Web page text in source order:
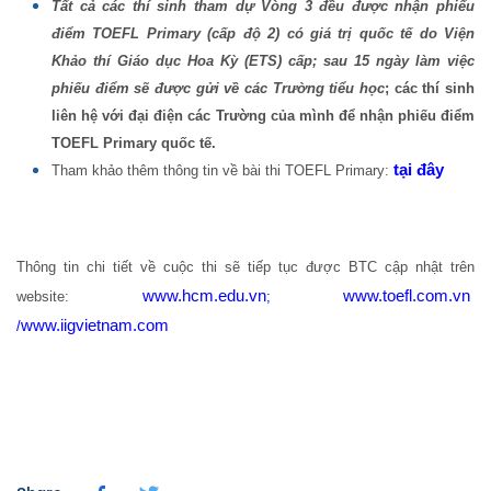
Tất cả các thí sinh tham dự Vòng 3 đều được nhận phiếu
điểm TOEFL Primary (cấp độ 2) có giá trị quốc tế do Viện
Khảo thí Giáo dục Hoa Kỳ (ETS) cấp; sau 15 ngày làm việc
phiếu điểm sẽ được gửi về các Trường tiểu học; các thí sinh
liên hệ với đại điện các Trường của mình để nhận phiếu điểm
TOEFL Primary quốc tế.
Tham khảo thêm thông tin về bài thi TOEFL Primary: tại đây
Thông tin chi tiết về cuộc thi sẽ tiếp tục được BTC cập nhật trên
website: www.hcm.edu.vn; www.toefl.com.vn
/www.iigvietnam.com